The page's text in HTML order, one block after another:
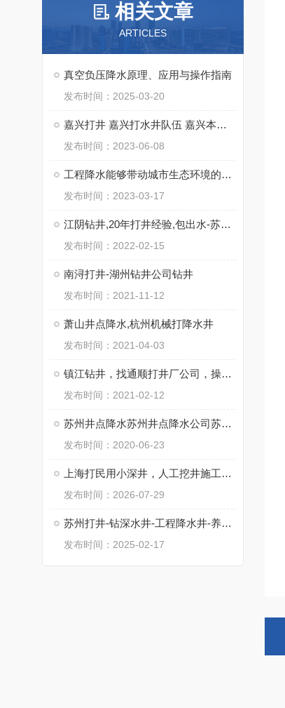
相关文章
ARTICLES
真空负压降水原理、应用与操作指南
发布时间：2025-03-20
嘉兴打井 嘉兴打水井队伍 嘉兴本地打水井钻井队
发布时间：2023-06-08
工程降水能够带动城市生态环境的优化
发布时间：2023-03-17
江阴钻井,20年打井经验,包出水-苏州通泉钻井工程有限公司
发布时间：2022-02-15
南浔打井-湖州钻井公司钻井
发布时间：2021-11-12
萧山井点降水,杭州机械打降水井
发布时间：2021-04-03
镇江钻井，找通顺打井厂公司，操作施工快
发布时间：2021-02-12
苏州井点降水苏州井点降水公司苏州井点降水有限公司通泉降水公司
发布时间：2020-06-23
上海打民用小深井，人工挖井施工，工程降水井
发布时间：2026-07-29
苏州打井-钻深水井-工程降水井-养殖井
发布时间：2025-02-17